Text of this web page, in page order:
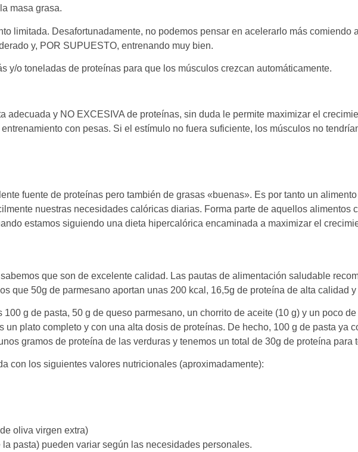
masa grasa.
limitada. Desafortunadamente, no podemos pensar en acelerarlo más comiendo
y, POR SUPUESTO, entrenando muy bien.
y/o toneladas de proteínas para que los músculos crezcan automáticamente.
adecuada y NO EXCESIVA de proteínas, sin duda le permite maximizar el
con pesas. Si el estímulo no fuera suficiente, los músculos no
fuente de proteínas pero también de grasas «buenas». Es por tanto un
nuestras necesidades calóricas diarias. Forma parte de aquellos alimentos
estamos siguiendo una dieta hipercalórica encaminada a maximizar el
que son de excelente calidad. Las pautas de alimentación saludable
que 50g de parmesano aportan unas 200 kcal, 16,5g de proteína de alta calidad
g de pasta, 50 g de queso parmesano, un chorrito de aceite (10 g) y un poco
plato completo y con una alta dosis de proteínas. De hecho, 100 g de pasta ya
gramos de proteína de las verduras y tenemos un total de 30g de proteína para
con los siguientes valores nutricionales (aproximadamente):
oliva virgen extra)
pasta) pueden variar según las necesidades personales.